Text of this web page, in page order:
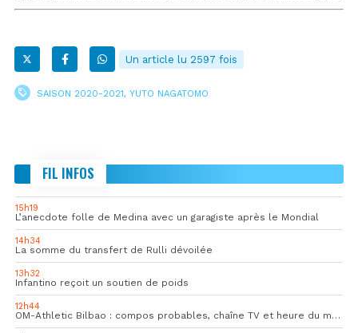
Un article lu 2597 fois
SAISON 2020-2021, YUTO NAGATOMO
FIL INFOS
15h19
L’anecdote folle de Medina avec un garagiste après le Mondial
14h34
La somme du transfert de Rulli dévoilée
13h32
Infantino reçoit un soutien de poids
12h44
OM-Athletic Bilbao : compos probables, chaîne TV et heure du match